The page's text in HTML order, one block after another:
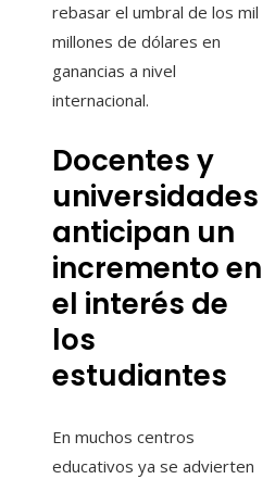
rebasar el umbral de los mil
millones de dólares en
ganancias a nivel
internacional.
Docentes y
universidades
anticipan un
incremento en
el interés de
los
estudiantes
En muchos centros
educativos ya se advierten